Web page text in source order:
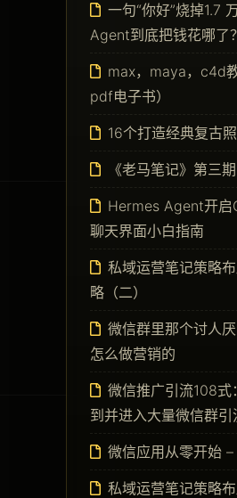
一句“你好”烧掉1.7
Agent到底把钱花哪了？
max，maya，c4d
pdf电子书）
16个打造经典复古
《老马笔记》第三期
Hermes Agent开启
聊天界面小白指南
私域运营笔记策略
略（二）
微信群里那个讨人
怎么做营销的
微信推广引流108式
到并进入大量微信群引
微信应用从零开始
私域运营笔记策略